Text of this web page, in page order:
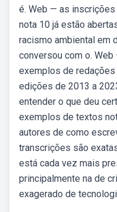
é. Web — as inscrições
nota 10 já estão
racismo ambiental em
conversou com o.
exemplos de redações
edições de 2013 a
entender o que deu
exemplos de textos
autores de como
transcrições são
está cada vez mais
principalmente na de
exagerado de